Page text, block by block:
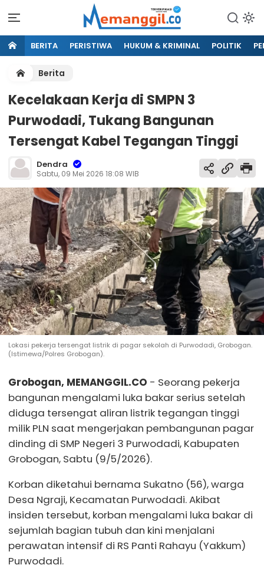
BERITA PERISTIWA HUKUM & KRIMINAL POLITIK
Berita
Kecelakaan Kerja di SMPN 3
Purwodadi, Tukang Bangunan
Tersengat Kabel Tegangan Tinggi
Dendra
Sabtu, 09 Mei 2026 18:08 WIB
Lokasi pekerja tersengat listrik di pagar sekolah di Purwodadi, Grobogan.
(Istimewa/Polres Grobogan).
Grobogan, MEMANGGIL.CO - Seorang pekerja
bangunan mengalami luka bakar serius setelah
diduga tersengat aliran listrik tegangan tinggi
milik PLN saat mengerjakan pembangunan pagar
dinding di SMP Negeri 3 Purwodadi, Kabupaten
Grobogan, Sabtu (9/5/2026).
Korban diketahui bernama Sukatno (56), warga
Desa Ngraji, Kecamatan Purwodadi. Akibat
insiden tersebut, korban mengalami luka bakar di
sejumlah bagian tubuh dan kini menjalani
perawatan intensif di RS Panti Rahayu (Yakkum)
Purwodadi.